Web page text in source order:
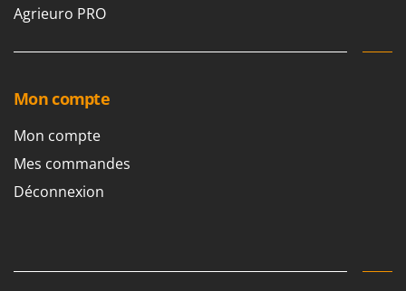
Silky
Sirman
Skil
Smartwood
Smeg
Spice Electronics
Agrieuro PRO
Mon compte
Mon compte
Mes commandes
Déconnexion